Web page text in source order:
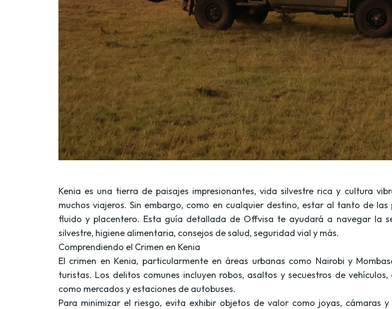
Kenia es una tierra de paisajes impresionantes, vida silvestre rica y cultura
muchos viajeros. Sin embargo, como en cualquier destino, estar al tanto de
fluido y placentero. Esta guía detallada de Offvisa te ayudará a navegar la
silvestre, higiene alimentaria, consejos de salud, seguridad vial y más.
Comprendiendo el Crimen en Kenia
El crimen en Kenia, particularmente en áreas urbanas como Nairobi y
turistas. Los delitos comunes incluyen robos, asaltos y secuestros de
como mercados y estaciones de autobuses.
Para minimizar el riesgo, evita exhibir objetos de valor como joyas, cámaras